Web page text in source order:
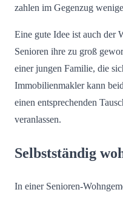
zahlen im Gegenzug
Eine gute Idee ist auch der
Senioren ihre zu groß
einer jungen Familie, die
Immobilienmakler kann
einen entsprechenden
veranlassen.
Selbstständig
In einer Senioren-